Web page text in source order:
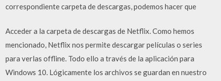
correspondiente carpeta de descargas, podemos hacer que
Acceder a la carpeta de descargas de Netflix. Como hemos
mencionado, Netflix nos permite descargar películas o series
para verlas offline. Todo ello a través de la aplicación para
Windows 10. Lógicamente los archivos se guardan en nuestro